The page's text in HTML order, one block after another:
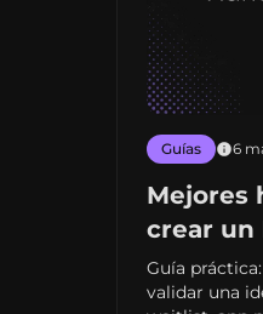
Guías 6
Mejores
crear un
(stack,
Guía
validar una